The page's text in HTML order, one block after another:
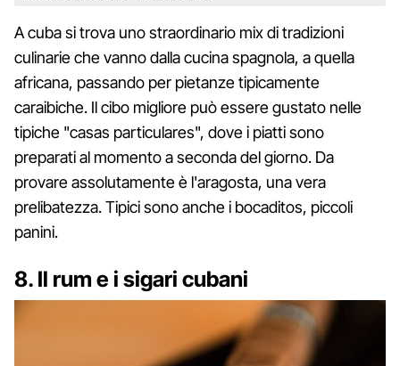
A cuba si trova uno straordinario mix di tradizioni
culinarie che vanno dalla cucina spagnola, a quella
africana, passando per pietanze tipicamente
caraibiche. Il cibo migliore può essere gustato nelle
tipiche "casas particulares", dove i piatti sono
preparati al momento a seconda del giorno. Da
provare assolutamente è l'aragosta, una vera
prelibatezza. Tipici sono anche i bocaditos, piccoli
panini.
8. Il rum e i sigari cubani